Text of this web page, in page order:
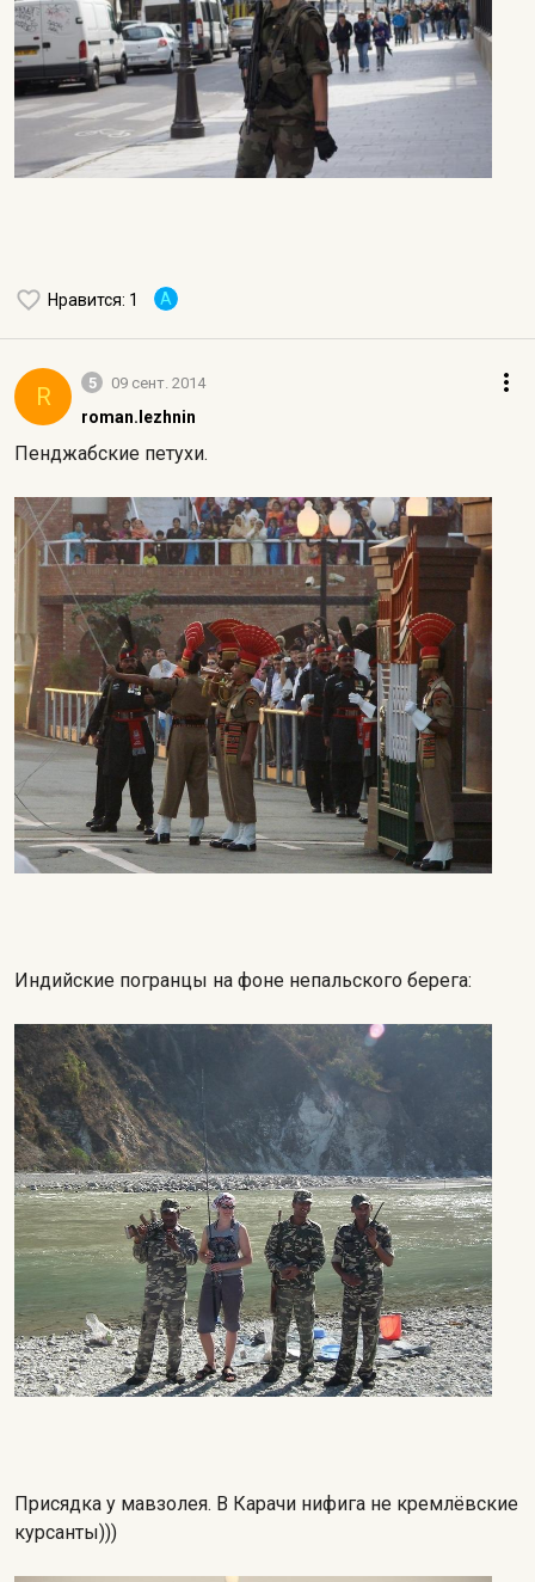
Нравится: 1 A
R 5 09 сент. 2014
roman.lezhnin
Пенджабские петухи.
Индийские погранцы на фоне непальского берега:
Присядка у мавзолея. В Карачи нифига не кремлёвские
курсанты)))